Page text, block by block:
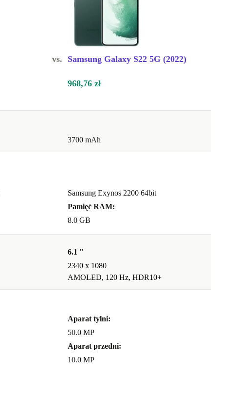
vs. Samsung Galaxy S22 5G (2022)
968,76 zł
3700 mAh
Samsung Exynos 2200 64bit
Pamięć RAM:
8.0 GB
6.1 "
2340 x 1080
AMOLED, 120 Hz, HDR10+
Aparat tylni:
50.0 MP
Aparat przedni:
10.0 MP